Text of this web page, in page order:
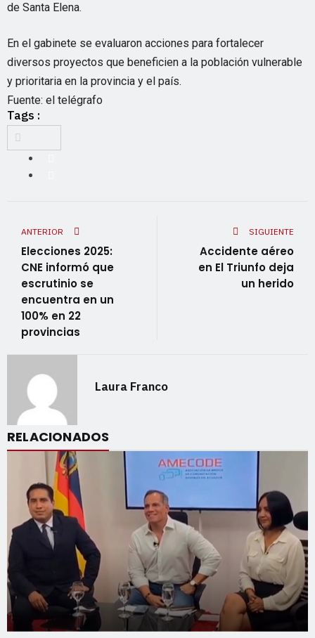
de Santa Elena.
En el gabinete se evaluaron acciones para fortalecer
diversos proyectos que beneficien a la población vulnerable
y prioritaria en la provincia y el país.
Fuente: el telégrafo
Tags :
ANTERIOR
Elecciones 2025:
CNE informó que
escrutinio se
encuentra en un
100% en 22
provincias
SIGUIENTE
Accidente aéreo
en El Triunfo deja
un herido
Laura Franco
RELACIONADOS